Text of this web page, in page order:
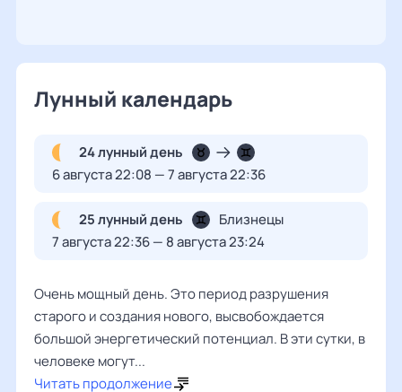
Лунный календарь
24 лунный день
6 августа 22:08 — 7 августа 22:36
25 лунный день
Близнецы
7 августа 22:36 — 8 августа 23:24
Очень мощный день. Это период разрушения
старого и создания нового, высвобождается
большой энергетический потенциал. В эти сутки, в
человеке могут...
Читать продолжение